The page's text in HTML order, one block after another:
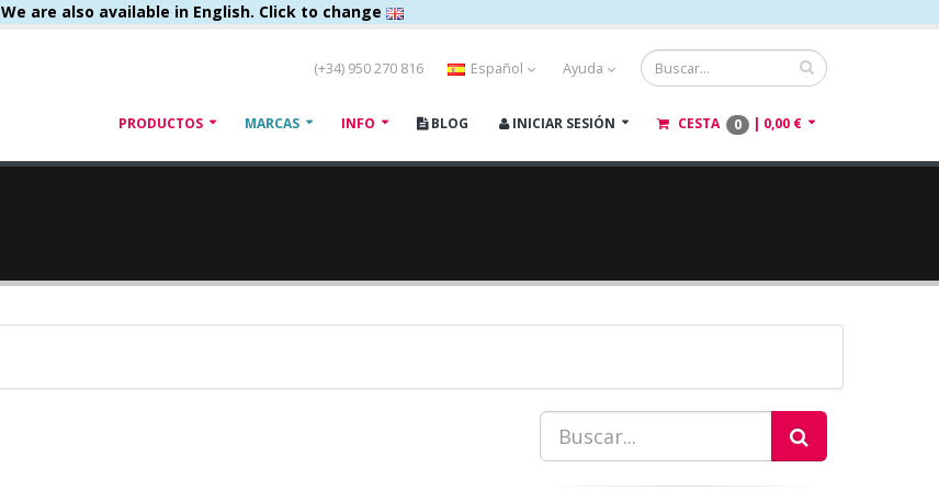
We are also available in English. Click to change
(+34) 950 270 816 Español Ayuda
PRODUCTOS MARCAS INFO BLOG INICIAR SESIÓN CESTA 0 | 0,00 €